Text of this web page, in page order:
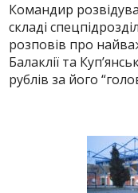
Командир
складі
розповів про
Балаклії та
рублів за його